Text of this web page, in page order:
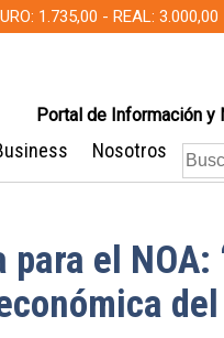
1.735,00 - REAL:
Portal de Información y
Nosotros
el NOA:
del